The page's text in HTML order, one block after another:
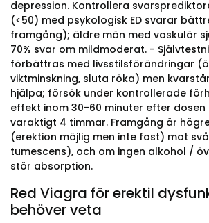
depression. Kontrollera
(<50) med psykologisk ED svarar
framgång); äldre män med vaskulär
70% svar om mildmoderat. -
förbättras med livsstilsförändringar
viktminskning, sluta röka) men
hjälpa; försök under kontrollerade
effekt inom 30-60 minuter efter
varaktigt 4 timmar. Framgång är
(erektion möjlig men inte fast) mot
tumescens), och om ingen alkohol /
stör absorption.
Red Viagra för erektil
behöver veta